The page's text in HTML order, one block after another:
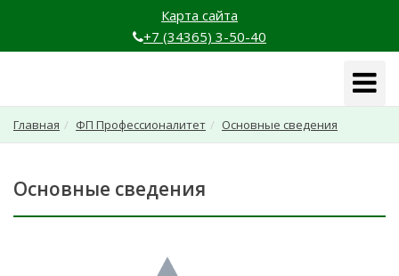
Карта сайта
+7 (34365) 3-50-40
Главная ФП Профессионалитет Основные сведения
Основные сведения